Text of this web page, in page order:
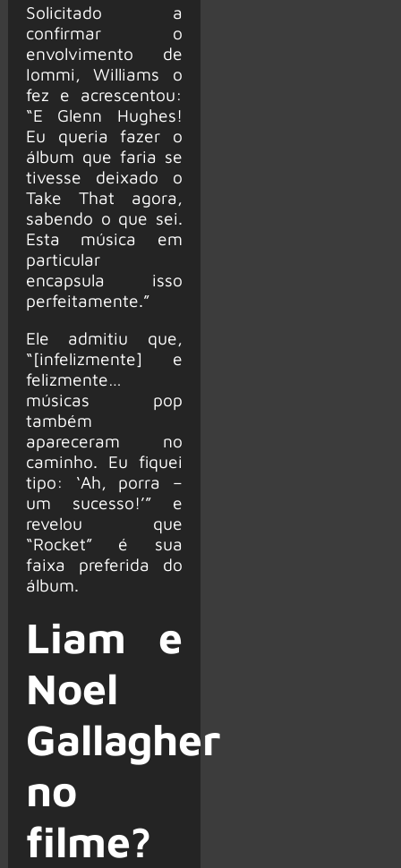
Solicitado a
confirmar o
envolvimento de
Iommi, Williams o
fez e acrescentou:
“E Glenn Hughes!
Eu queria fazer o
álbum que faria se
tivesse deixado o
Take That agora,
sabendo o que sei.
Esta música em
particular
encapsula isso
perfeitamente.”
Ele admitiu que,
“[infelizmente] e
felizmente…
músicas pop
também
apareceram no
caminho. Eu fiquei
tipo: ‘Ah, porra –
um sucesso!’” e
revelou que
“Rocket” é sua
faixa preferida do
álbum.
Liam e
Noel
Gallagher
no
filme?